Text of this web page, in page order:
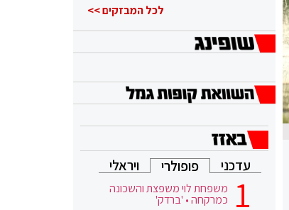
לכל המבזקים >>
עדכני פופולרי ויראלי
משפחת לוי משפצת והשכונה
כמרקחה • 'ברדק'